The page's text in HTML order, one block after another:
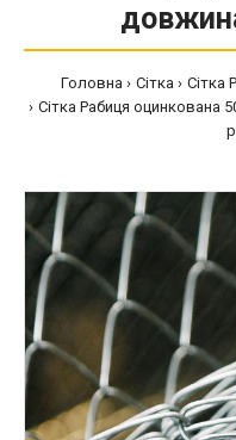
Головна Сітка Сітка
Сітка Рабиця оцинкована